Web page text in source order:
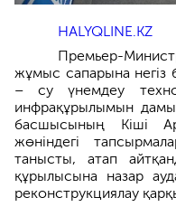
HALYQLINE.KZ
Премьер-
жұмыс сапарына негіз
– су үнемдеу
инфрақұрылымын
басшысының Кіші
жөніндегі
танысты, атап
құрылысына назар
реконструкциялау